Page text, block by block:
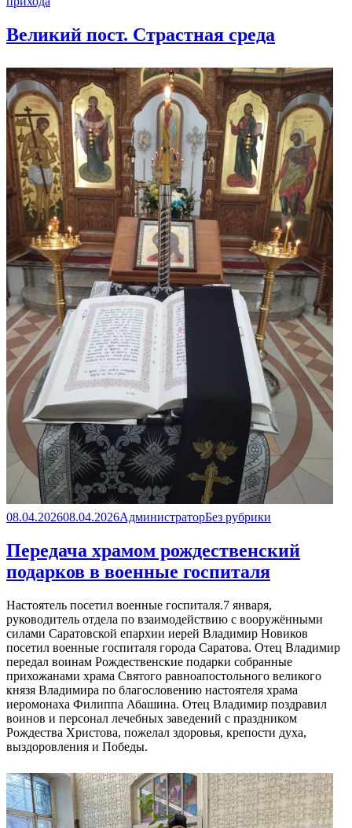
Великий пост. Страстная среда
Опубликовано
08.04.202608.04.2026Автор
АдминистраторРубрики
Без рубрики
Передача храмом рождественский
подарков в военные госпиталя
Настоятель посетил военные госпиталя.7 января,
руководитель отдела по взаимодействию с вооружёнными
силами Саратовской епархии иерей Владимир Новиков
посетил военные госпиталя города Саратова. Отец Владимир
передал воинам Рождественские подарки собранные
прихожанами храма Святого равноапостольного великого
князя Владимира по благословению настоятеля храма
иеромонаха Филиппа Абашина. Отец Владимир поздравил
воинов и персонал лечебных заведений с праздником
Рождества Христова, пожелал здоровья, крепости духа,
выздоровления и Победы.